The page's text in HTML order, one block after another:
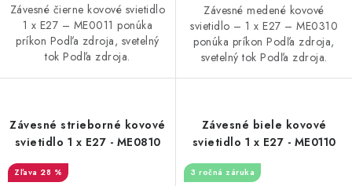
Závesné čierne kovové svietidlo
1 x E27 – ME0011 ponúka
príkon Podľa zdroja, svetelný
tok Podľa zdroja.
Závesné medené kovové
svietidlo – 1 x E27 – ME0310
ponúka príkon Podľa zdroja,
svetelný tok Podľa zdroja.
Závesné strieborné kovové
svietidlo 1 x E27 - ME0810
28 %
Závesné biele kovové
svietidlo 1 x E27 - ME0110
3 ročná záruka